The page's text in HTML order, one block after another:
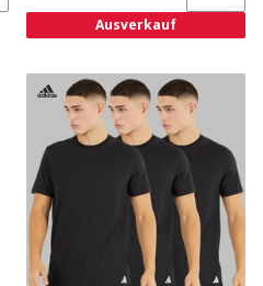
Ausverkauf